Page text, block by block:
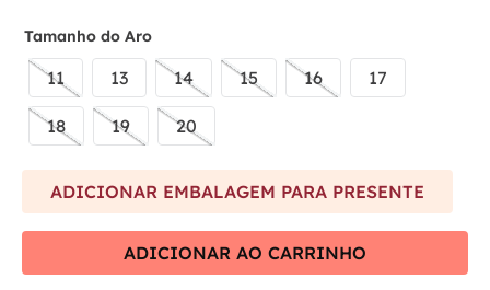
Tamanho do Aro
11 13 14 15 16 17
18 19 20
ADICIONAR EMBALAGEM PARA PRESENTE
ADICIONAR AO CARRINHO